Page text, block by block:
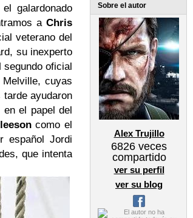
galardonado
a Chris
veterano del
su inexperto
oficial
cuyas
ayudaron
en el papel del
como el
español Jordi
que intenta
Sobre el autor
Alex Trujillo
6826 veces
compartido
ver su perfil
ver su blog